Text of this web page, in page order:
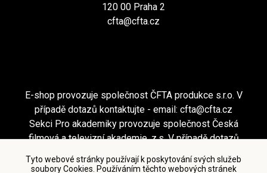
Tyto webové stránky používají k poskytování svých služeb
soubory Cookies. Používáním těchto webových stránek
120 00 Praha 2
cfta@cfta.cz
E-shop provozuje společnost ČFTA produkce s.r.o. V
případě dotazů kontaktujte - email: cfta@cfta.cz
Sekci Pro akademiky provozuje společnost Česká
filmová a televizní akademie, z.s. V případě dotazů